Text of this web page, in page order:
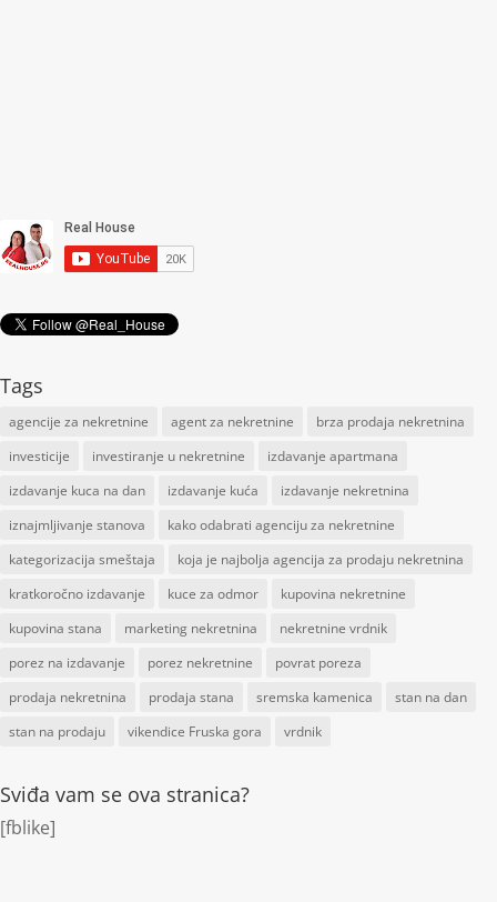
Tags
agencije za nekretnine agent za nekretnine
brza prodaja nekretnina
investicije
investiranje u nekretnine
izdavanje apartmana
izdavanje kuca na dan
izdavanje kuća
izdavanje nekretnina
iznajmljivanje stanova
kako odabrati agenciju za nekretnine
kategorizacija smeštaja
koja je najbolja agencija za prodaju nekretnina
kratkoročno izdavanje
kuce za odmor
kupovina nekretnine
kupovina stana
marketing nekretnina
nekretnine vrdnik
porez na izdavanje
porez nekretnine
povrat poreza
prodaja nekretnina
prodaja stana sremska kamenica
stan na dan
stan na prodaju
vikendice Fruska gora vrdnik
Sviđa vam se ova stranica?
[fblike]